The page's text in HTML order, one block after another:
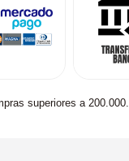
superiores a 200.000.